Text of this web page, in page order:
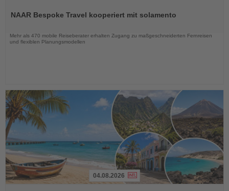
dieNAAR Bespoke Travel kooperiert mit solamento
Mehr als 470 mobile Reiseberater erhalten Zugang zu maßgeschneiderten Fernreisen
und flexiblen Planungsmodellen
04.08.2026